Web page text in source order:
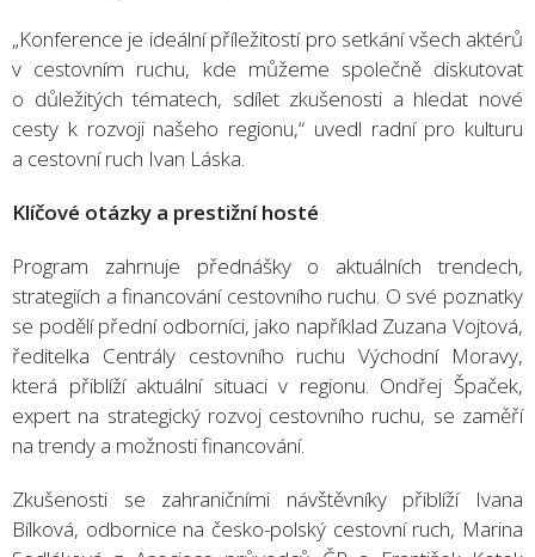
„Konference je ideální příležitostí pro setkání všech aktérů
v cestovním ruchu, kde můžeme společně diskutovat
o důležitých tématech, sdílet zkušenosti a hledat nové
cesty k rozvoji našeho regionu,“ uvedl radní pro kulturu
a cestovní ruch Ivan Láska.
Klíčové otázky a prestižní hosté
Program zahrnuje přednášky o aktuálních trendech,
strategiích a financování cestovního ruchu. O své poznatky
se podělí přední odborníci, jako například Zuzana Vojtová,
ředitelka Centrály cestovního ruchu Východní Moravy,
která přiblíží aktuální situaci v regionu. Ondřej Špaček,
expert na strategický rozvoj cestovního ruchu, se zaměří
na trendy a možnosti financování.
Zkušenosti se zahraničními návštěvníky přiblíží Ivana
Bílková, odbornice na česko-polský cestovní ruch, Marina